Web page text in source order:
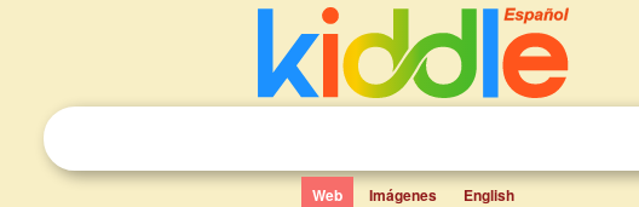
Web Imágenes English